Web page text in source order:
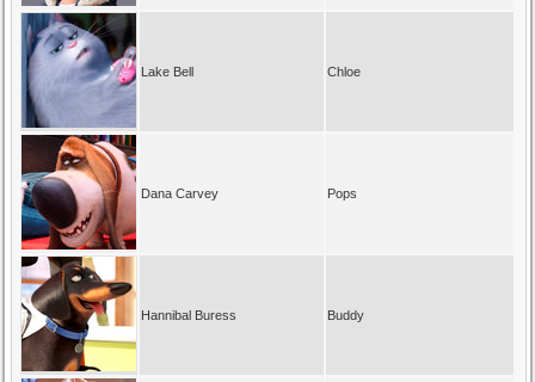
Lake Bell Chloe
Dana Carvey Pops
Hannibal Buress Buddy